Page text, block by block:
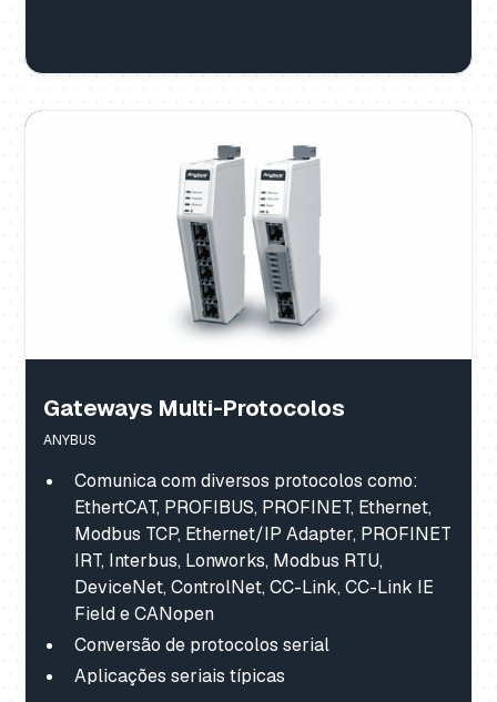
Gateways Multi-Protocolos
ANYBUS
Comunica com diversos protocolos como:
EthertCAT, PROFIBUS, PROFINET, Ethernet,
Modbus TCP, Ethernet/IP Adapter, PROFINET
IRT, Interbus, Lonworks, Modbus RTU,
DeviceNet, ControlNet, CC-Link, CC-Link IE
Field e CANopen
Conversão de protocolos serial
Aplicações seriais típicas